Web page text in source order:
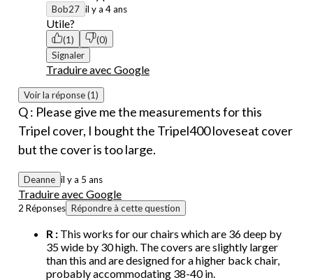
Bob27 il y a 4 ans
Utile?
(1)
(0)
Signaler
Traduire avec Google
Voir la réponse (1)
Q : Please give me the measurements for this
Tripel cover, I bought the Tripel400 loveseat cover
but the cover is too large.
Deanne il y a 5 ans
Traduire avec Google
2 Réponses Répondre à cette question
R : This works for our chairs which are 36 deep by
35 wide by 30 high. The covers are slightly larger
than this and are designed for a higher back chair,
probably accommodating 38-40 in.